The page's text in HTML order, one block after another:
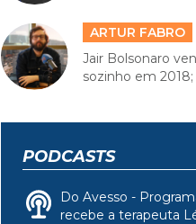
ARTUR FABRO
Jair Bolsonaro
sozinho em 2018;
PODCASTS
Do Avesso -
recebe a terapeuta